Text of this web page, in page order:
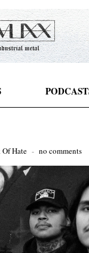
Of Hate - no comments